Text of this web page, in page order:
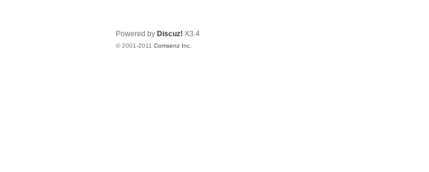
Powered by Discuz! X3.4
© 2001-2011 Comsenz Inc.